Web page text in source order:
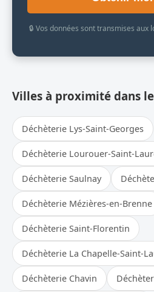
🔒 Vos données sont transmises
Villes à proximité dans
Déchèterie Lys-Saint-Georges
Déchèterie Lourouer-Saint-
Déchèterie Saulnay
Déchèterie Mézières-en-Brenne
Déchèterie Saint-Florentin
Déchèterie La Chapelle-Saint-
Déchèterie Chavin